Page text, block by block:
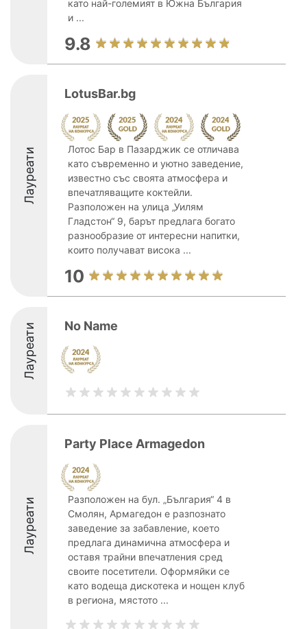
като най-големият в Южна България
и ...
9.8
Лауреати
LotusBar.bg
Лотос Бар в Пазарджик се отличава
като съвременно и уютно заведение,
известно със своята атмосфера и
впечатляващите коктейли.
Разположен на улица „Уилям
Гладстон“ 9, барът предлага богато
разнообразие от интересни напитки,
които получават висока ...
10
Лауреати No Name
Лауреати
Party Place Armagedon
Разположен на бул. „България“ 4 в
Смолян, Армагедон е разпознато
заведение за забавление, което
предлага динамична атмосфера и
оставя трайни впечатления сред
своите посетители. Оформяйки се
като водеща дискотека и нощен клуб
в региона, мястото ...